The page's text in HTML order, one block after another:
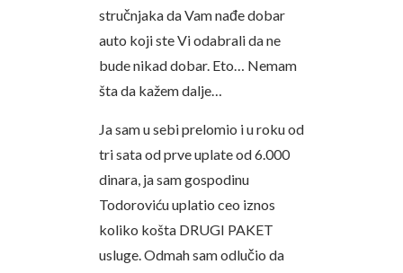
stručnjaka da Vam nađe dobar
auto koji ste Vi odabrali da ne
bude nikad dobar. Eto… Nemam
šta da kažem dalje…
Ja sam u sebi prelomio i u roku od
tri sata od prve uplate od 6.000
dinara, ja sam gospodinu
Todoroviću uplatio ceo iznos
koliko košta DRUGI PAKET
usluge. Odmah sam odlučio da